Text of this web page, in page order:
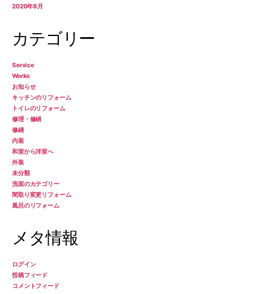
2020年8月
カテゴリー
Service
Works
お知らせ
キッチンのリフォーム
トイレのリフォーム
修理・修繕
修繕
内装
和室から洋室へ
外装
未分類
洗面のカテゴリー
間取り変更リフォーム
風呂のリフォーム
メタ情報
ログイン
投稿フィード
コメントフィード